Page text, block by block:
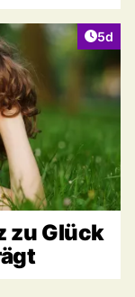
5d
zu Glück